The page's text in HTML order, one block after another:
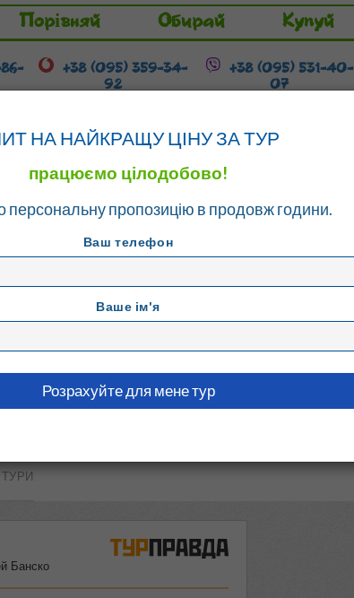
Порівняй Обирай Купуй
+38 (095) 359-34-
92
+38 (095) 531-40-
07
ТУРИ
НА НАЙКРАЩУ ЦІНУ ЗА ТУР
працюємо цілодобово!
пропозицію в продовж години.
Ваш телефон
Ваше ім'я